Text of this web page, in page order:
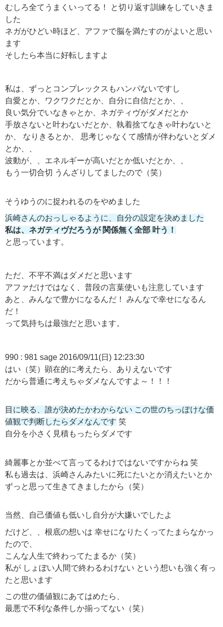
むしろ全てうまくいってる！ と切り返す訓練をしていきま
した
ネガがひどい時ほど、アファで脳を満たすのがよいと思い
ます
そしたら本当に好転しますよ
私は、ずっとコンプレックスもハンパないですし
自愛とか、ワクワクだとか、自分に自信だとか、、
良い気分でいなきゃとか、ネガティヴがダメだとか
手放さないと叶わないだとか、執着捨てなきゃ叶わないと
か、 なりきるとか、 思考じゃなくて感情が伴わないとダメ
とか、、
波動が、、エネルギーが高いだとか低いだとか、、
もう一切合切 うんざりしてましたので（笑）
そうゆうのに捉われるのをやめました
浜崎さんのおっしゃるように、自分の設定を決めました
私は、ネガティヴだろうが 関係無く全部 叶う！
と思っています。
ただ、不平不満はダメだと思います
アファだけではなく、普段の言葉使いも注意しています
あと、みんなで豊かになるんだ！ みんなで幸せになるん
だ！
って気持ちは最強だと思います。
990 : 981 sage 2016/09/11(日) 12:23:30
はい（笑）顕在的に考えたら、ありえないです
だから普通に考えちゃダメなんですよ～！！！
目に映る、誰が決めたかわからない この世のちっぽけな価
値観で判断したらダメなんです 笑
自分を小さく見積もったらダメです
綺麗事とか並べて言ってるわけではないですからね 笑
私も過去は、浜崎さんみたいに死にたいとか消えたいとか
ずっと思って生きてきましたから（笑）
当然、自己価値も低いし自分が大嫌いでしたよ
だけど、、根底の想いは 幸せになりたくってたまらなかっ
たので、
こんな人生で終わってたまるか（笑）
私が しょぼい人間で終わるわけない という想いも強く有っ
たと思います
この世の価値観にあてはめたら、
最悪で不利な条件しか揃ってない（笑）